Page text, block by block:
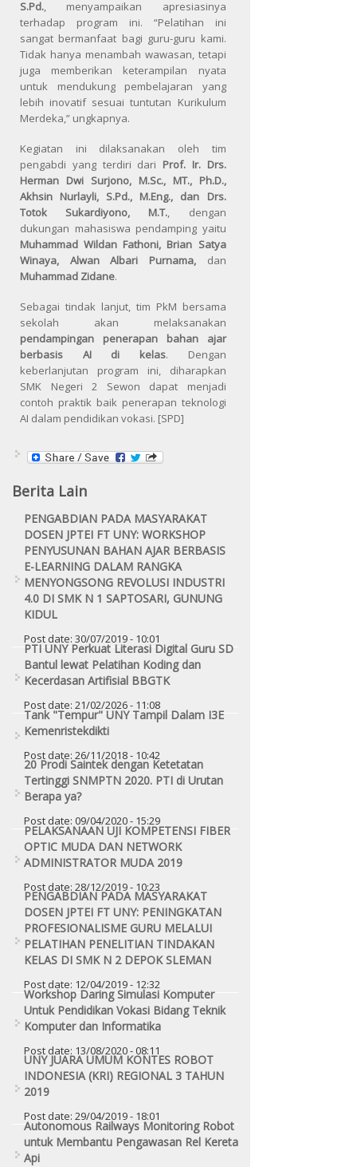
S.Pd., menyampaikan apresiasinya
terhadap program ini. “Pelatihan ini
sangat bermanfaat bagi guru-guru kami.
Tidak hanya menambah wawasan, tetapi
juga memberikan keterampilan nyata
untuk mendukung pembelajaran yang
lebih inovatif sesuai tuntutan Kurikulum
Merdeka,” ungkapnya.
Kegiatan ini dilaksanakan oleh tim
pengabdi yang terdiri dari Prof. Ir. Drs.
Herman Dwi Surjono, M.Sc., MT., Ph.D.,
Akhsin Nurlayli, S.Pd., M.Eng., dan Drs.
Totok Sukardiyono, M.T., dengan
dukungan mahasiswa pendamping yaitu
Muhammad Wildan Fathoni, Brian Satya
Winaya, Alwan Albari Purnama, dan
Muhammad Zidane.
Sebagai tindak lanjut, tim PkM bersama
sekolah akan melaksanakan
pendampingan penerapan bahan ajar
berbasis AI di kelas. Dengan
keberlanjutan program ini, diharapkan
SMK Negeri 2 Sewon dapat menjadi
contoh praktik baik penerapan teknologi
AI dalam pendidikan vokasi. [SPD]
Berita Lain
PENGABDIAN PADA MASYARAKAT
DOSEN JPTEI FT UNY: WORKSHOP
PENYUSUNAN BAHAN AJAR BERBASIS
E-LEARNING DALAM RANGKA
MENYONGSONG REVOLUSI INDUSTRI
4.0 DI SMK N 1 SAPTOSARI, GUNUNG
KIDUL
Post date: 30/07/2019 - 10:01
PTI UNY Perkuat Literasi Digital Guru SD
Bantul lewat Pelatihan Koding dan
Kecerdasan Artifisial BBGTK
Post date: 21/02/2026 - 11:08
Tank "Tempur" UNY Tampil Dalam I3E
Kemenristekdikti
Post date: 26/11/2018 - 10:42
20 Prodi Saintek dengan Ketetatan
Tertinggi SNMPTN 2020. PTI di Urutan
Berapa ya?
Post date: 09/04/2020 - 15:29
PELAKSANAAN UJI KOMPETENSI FIBER
OPTIC MUDA DAN NETWORK
ADMINISTRATOR MUDA 2019
Post date: 28/12/2019 - 10:23
PENGABDIAN PADA MASYARAKAT
DOSEN JPTEI FT UNY: PENINGKATAN
PROFESIONALISME GURU MELALUI
PELATIHAN PENELITIAN TINDAKAN
KELAS DI SMK N 2 DEPOK SLEMAN
Post date: 12/04/2019 - 12:32
Workshop Daring Simulasi Komputer
Untuk Pendidikan Vokasi Bidang Teknik
Komputer dan Informatika
Post date: 13/08/2020 - 08:11
UNY JUARA UMUM KONTES ROBOT
INDONESIA (KRI) REGIONAL 3 TAHUN
2019
Post date: 29/04/2019 - 18:01
Autonomous Railways Monitoring Robot
untuk Membantu Pengawasan Rel Kereta
Api